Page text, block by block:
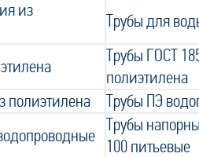
из
Трубы для
Трубы ГОСТ
полиэтилена
полиэтилена
Трубы ПЭ
Трубы
100 питьевые